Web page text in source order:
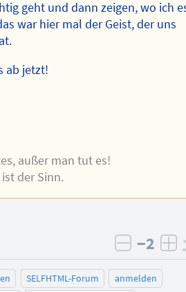
geht und dann zeigen, wo ich
war hier mal der Geist, der uns
ab jetzt!
außer man tut es!
der Sinn.
negativ
−2
SELFHTML-Forum
anmelden